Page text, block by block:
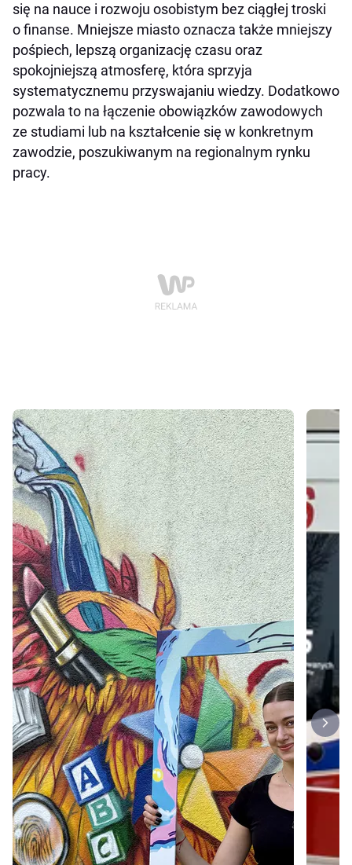
się na nauce i rozwoju osobistym bez ciągłej troski
o finanse. Mniejsze miasto oznacza także mniejszy
pośpiech, lepszą organizację czasu oraz
spokojniejszą atmosferę, która sprzyja
systematycznemu przyswajaniu wiedzy. Dodatkowo
pozwala to na łączenie obowiązków zawodowych
ze studiami lub na kształcenie się w konkretnym
zawodzie, poszukiwanym na regionalnym rynku
pracy.